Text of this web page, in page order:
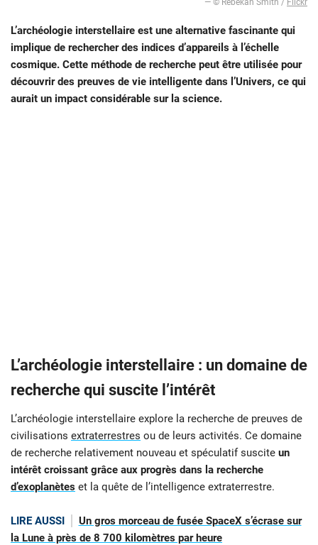
— © Rebekah Smith / Flickr
L’archéologie interstellaire est une alternative fascinante qui
implique de rechercher des indices d’appareils à l’échelle
cosmique. Cette méthode de recherche peut être utilisée pour
découvrir des preuves de vie intelligente dans l’Univers, ce qui
aurait un impact considérable sur la science.
L’archéologie interstellaire : un domaine de
recherche qui suscite l’intérêt
L’archéologie interstellaire explore la recherche de preuves de
civilisations extraterrestres ou de leurs activités. Ce domaine
de recherche relativement nouveau et spéculatif suscite un
intérêt croissant grâce aux progrès dans la recherche
d’exoplanètes et la quête de l’intelligence extraterrestre.
LIRE AUSSI
Un gros morceau de fusée SpaceX s’écrase sur
la Lune à près de 8 700 kilomètres par heure